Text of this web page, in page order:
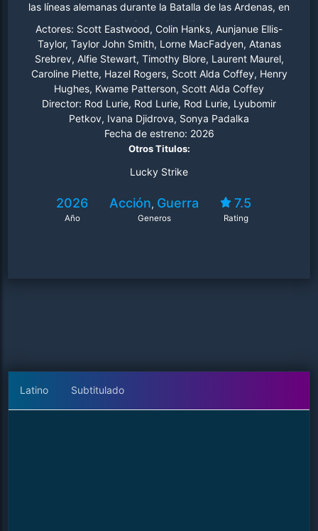
las líneas alemanas durante la Batalla de las Ardenas, en
la II Guerra Mundial.
Actores: Scott Eastwood, Colin Hanks, Aunjanue Ellis-
Taylor, Taylor John Smith, Lorne MacFadyen, Atanas
Srebrev, Alfie Stewart, Timothy Blore, Laurent Maurel,
Caroline Piette, Hazel Rogers, Scott Alda Coffey, Henry
Hughes, Kwame Patterson, Scott Alda Coffey
Director: Rod Lurie, Rod Lurie, Rod Lurie, Lyubomir
Petkov, Ivana Djidrova, Sonya Padalka
Fecha de estreno: 2026
Otros Titulos:
Lucky Strike
2026
Año
Acción, Guerra
Generos
7.5
Rating
Latino Subtitulado